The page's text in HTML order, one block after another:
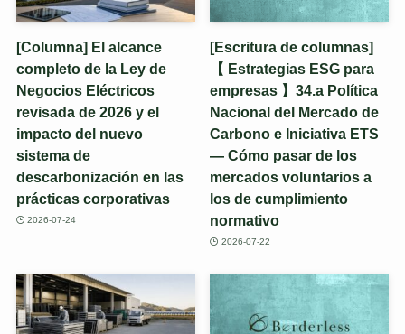
[Columna] El alcance
completo de la Ley de
Negocios Eléctricos
revisada de 2026 y el
impacto del nuevo
sistema de
descarbonización en las
prácticas corporativas
2026-07-24
[Escritura de columnas]
【 Estrategias ESG para
empresas 】34.a Política
Nacional del Mercado de
Carbono e Iniciativa ETS
— Cómo pasar de los
mercados voluntarios a
los de cumplimiento
normativo
2026-07-22